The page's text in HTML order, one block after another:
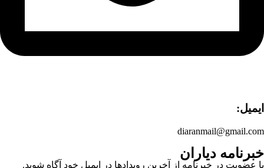
ایمیل:
diaranmail@gmail.com
خبرنامه دیاران
با عضویت در خبرنامه از آخرین رویدادها در ایمیل خود آگاه شوید.